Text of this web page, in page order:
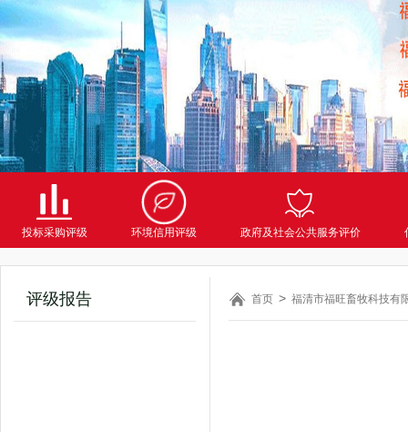
投标采购评级 环境信用评级 政府及社会公共服务评价
评级报告 首页 福清市福旺畜牧科技有